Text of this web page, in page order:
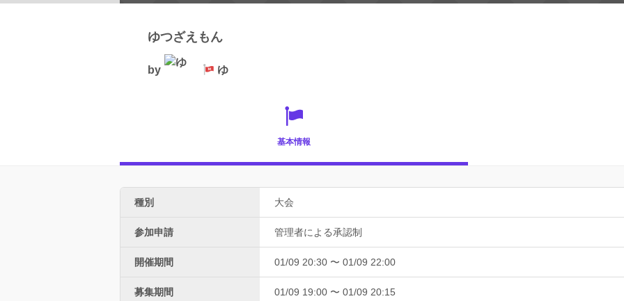
ゆつざえもん
by ゆ
基本情報
種別 大会
参加申請 管理者による承認制
開催期間 01/09 20:30 〜 01/09 22:00
募集期間 01/09 19:00 〜 01/09 20:15